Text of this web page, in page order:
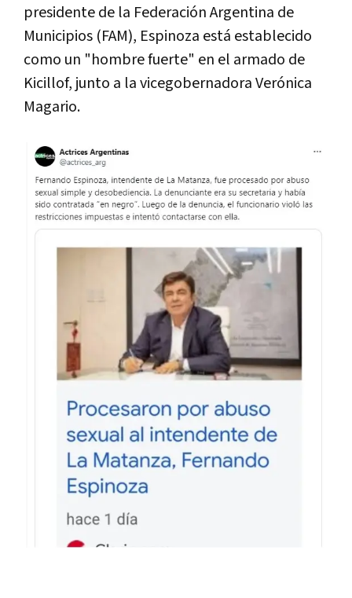
presidente de la Federación Argentina de
Municipios (FAM), Espinoza está establecido
como un "hombre fuerte" en el armado de
Kicillof, junto a la vicegobernadora Verónica
Magario.